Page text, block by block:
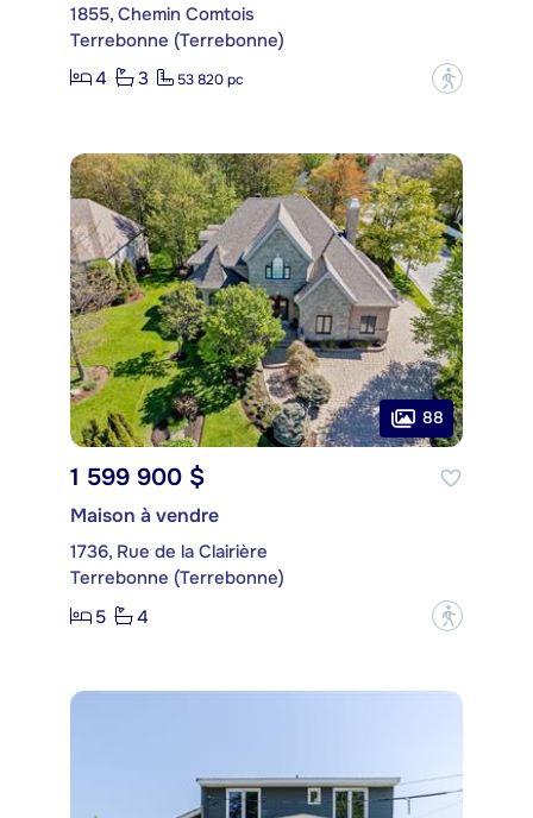
1855, Chemin Comtois
Terrebonne (Terrebonne)
4
3 53 820 pc ?
88
1 599 900 $
Maison à vendre
1736, Rue de la Clairière
Terrebonne (Terrebonne)
5
4 ?